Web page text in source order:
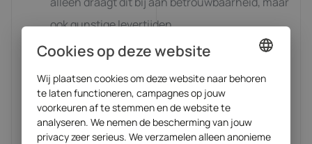
ook gunstige levertijden
We hebben al honderden modules en
maatwerk machines geleverd
Tuinte is een betrouwbaar familiebedrijf, al
sinds 1964
DUTCH
ENGLISH
Cookies op deze website
Wij plaatsen cookies om deze website naar behoren
te laten functioneren, campagnes op jouw
voorkeuren af te stemmen en de website te
analyseren. We nemen de bescherming van jouw
privacy zeer serieus. We verzamelen alleen anonieme